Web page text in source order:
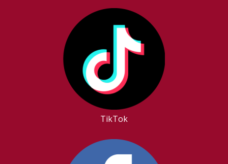
TikTok